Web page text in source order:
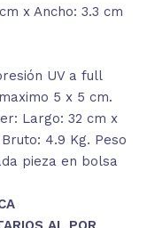
x Ancho: 3.3 cm
UV a full
5 x 5 cm.
Largo: 32 cm x
4.9 Kg. Peso
pieza en bolsa